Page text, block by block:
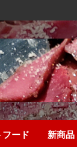
ード 新商品